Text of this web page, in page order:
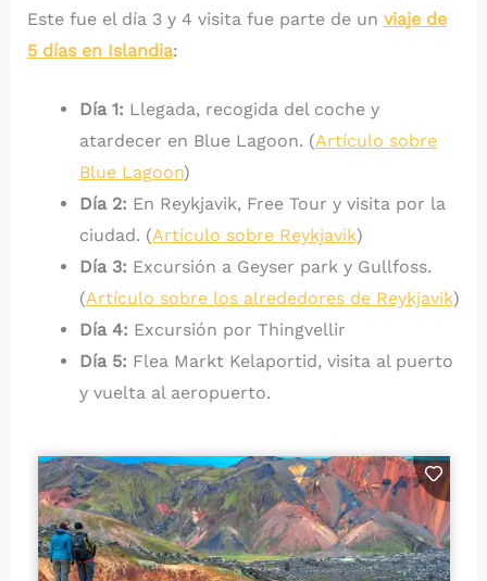
Este fue el día 3 y 4 visita fue parte de un viaje de
5 días en Islandia:
Día 1: Llegada, recogida del coche y
atardecer en Blue Lagoon. (Artículo sobre
Blue Lagoon)
Día 2: En Reykjavik, Free Tour y visita por la
ciudad. (Artículo sobre Reykjavik)
Día 3: Excursión a Geyser park y Gullfoss.
(Artículo sobre los alrededores de Reykjavik)
Día 4: Excursión por Thingvellir
Día 5: Flea Markt Kelaportid, visita al puerto
y vuelta al aeropuerto.